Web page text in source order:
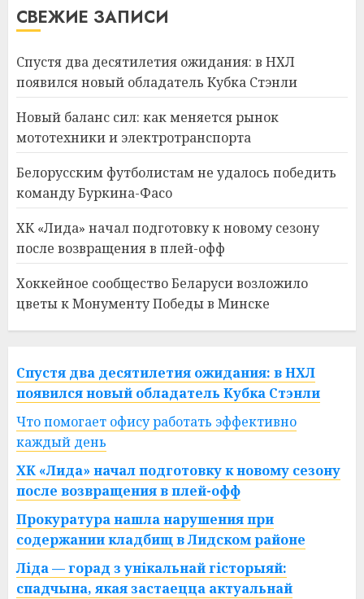
СВЕЖИЕ ЗАПИСИ
Спустя два десятилетия ожидания: в НХЛ
появился новый обладатель Кубка Стэнли
Новый баланс сил: как меняется рынок
мототехники и электротранспорта
Белорусским футболистам не удалось победить
команду Буркина-Фасо
ХК «Лида» начал подготовку к новому сезону
после возвращения в плей-офф
Хоккейное сообщество Беларуси возложило
цветы к Монументу Победы в Минске
Спустя два десятилетия ожидания: в НХЛ
появился новый обладатель Кубка Стэнли
Что помогает офису работать эффективно
каждый день
ХК «Лида» начал подготовку к новому сезону
после возвращения в плей-офф
Прокуратура нашла нарушения при
содержании кладбищ в Лидском районе
Ліда — горад з унікальнай гісторыяй:
спадчына, якая застаецца актуальнай